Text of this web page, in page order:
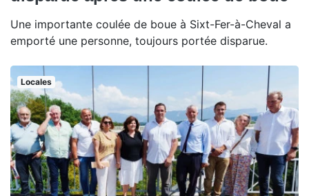
Une importante coulée de boue à Sixt-Fer-à-Cheval a
emporté une personne, toujours portée disparue.
Locales